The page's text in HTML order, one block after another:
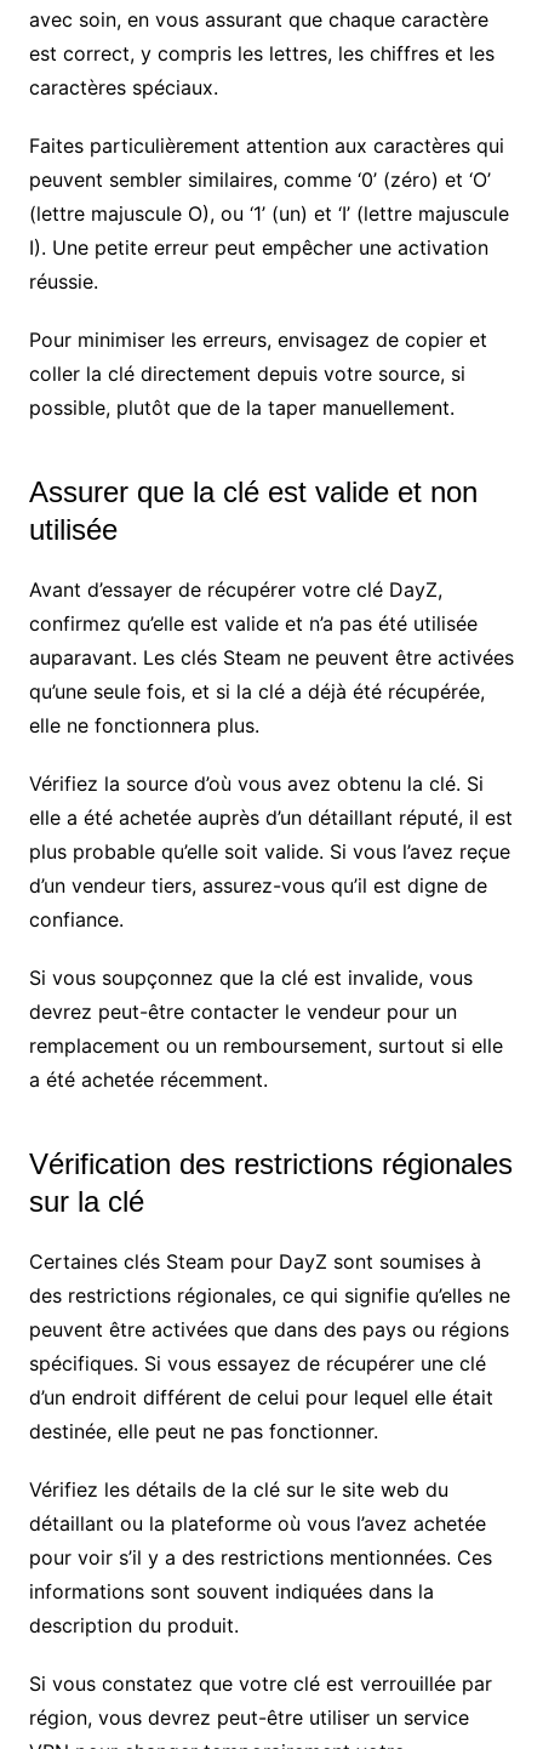
avec soin, en vous assurant que chaque caractère
est correct, y compris les lettres, les chiffres et les
caractères spéciaux.
Faites particulièrement attention aux caractères qui
peuvent sembler similaires, comme ‘0’ (zéro) et ‘O’
(lettre majuscule O), ou ‘1’ (un) et ‘I’ (lettre majuscule
I). Une petite erreur peut empêcher une activation
réussie.
Pour minimiser les erreurs, envisagez de copier et
coller la clé directement depuis votre source, si
possible, plutôt que de la taper manuellement.
Assurer que la clé est valide et non
utilisée
Avant d’essayer de récupérer votre clé DayZ,
confirmez qu’elle est valide et n’a pas été utilisée
auparavant. Les clés Steam ne peuvent être activées
qu’une seule fois, et si la clé a déjà été récupérée,
elle ne fonctionnera plus.
Vérifiez la source d’où vous avez obtenu la clé. Si
elle a été achetée auprès d’un détaillant réputé, il est
plus probable qu’elle soit valide. Si vous l’avez reçue
d’un vendeur tiers, assurez-vous qu’il est digne de
confiance.
Si vous soupçonnez que la clé est invalide, vous
devrez peut-être contacter le vendeur pour un
remplacement ou un remboursement, surtout si elle
a été achetée récemment.
Vérification des restrictions régionales
sur la clé
Certaines clés Steam pour DayZ sont soumises à
des restrictions régionales, ce qui signifie qu’elles ne
peuvent être activées que dans des pays ou régions
spécifiques. Si vous essayez de récupérer une clé
d’un endroit différent de celui pour lequel elle était
destinée, elle peut ne pas fonctionner.
Vérifiez les détails de la clé sur le site web du
détaillant ou la plateforme où vous l’avez achetée
pour voir s’il y a des restrictions mentionnées. Ces
informations sont souvent indiquées dans la
description du produit.
Si vous constatez que votre clé est verrouillée par
région, vous devrez peut-être utiliser un service